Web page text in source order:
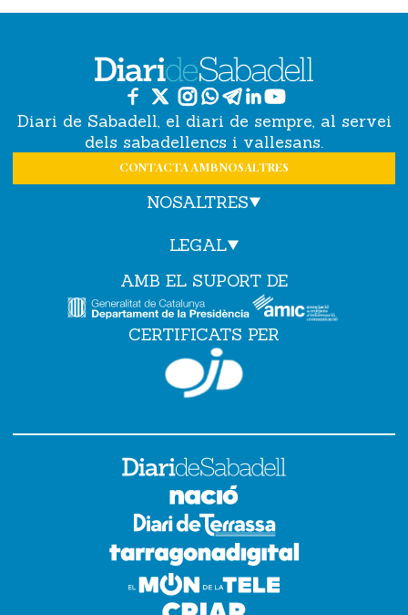
Diari de Sabadell, el diari de sempre, al servei
dels sabadellencs i vallesans.
CONTACTA AMB NOSALTRES
NOSALTRES
LEGAL
AMB EL SUPORT DE
CERTIFICATS PER